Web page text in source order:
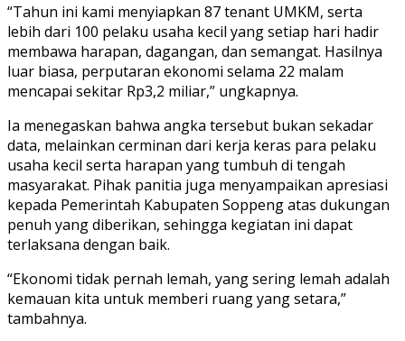
“Tahun ini kami menyiapkan 87 tenant UMKM, serta
lebih dari 100 pelaku usaha kecil yang setiap hari hadir
membawa harapan, dagangan, dan semangat. Hasilnya
luar biasa, perputaran ekonomi selama 22 malam
mencapai sekitar Rp3,2 miliar,” ungkapnya.
Ia menegaskan bahwa angka tersebut bukan sekadar
data, melainkan cerminan dari kerja keras para pelaku
usaha kecil serta harapan yang tumbuh di tengah
masyarakat. Pihak panitia juga menyampaikan apresiasi
kepada Pemerintah Kabupaten Soppeng atas dukungan
penuh yang diberikan, sehingga kegiatan ini dapat
terlaksana dengan baik.
“Ekonomi tidak pernah lemah, yang sering lemah adalah
kemauan kita untuk memberi ruang yang setara,”
tambahnya.